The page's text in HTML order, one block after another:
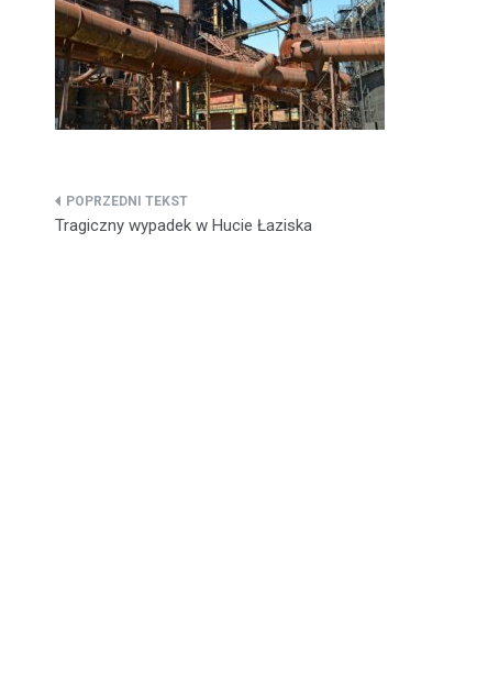
Nawigacja
Tragiczny wypadek w Hucie Łaziska